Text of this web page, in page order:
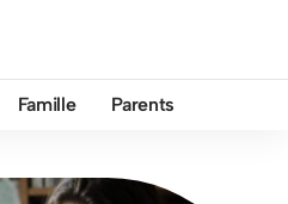
Famille Parents